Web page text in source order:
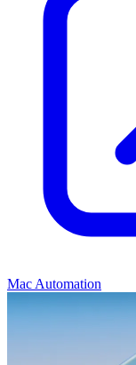
Mac Automation